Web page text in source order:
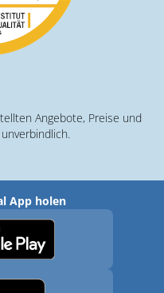
Angebote, Preise und
App holen